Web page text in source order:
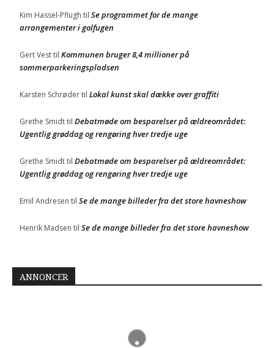
Kim Hassel-Pflugh til Se programmet for de mange
arrangementer i golfugen
Gert Vesttil Kommunen bruger 8,4 millioner på
sommerparkeringspladsen
Karsten Schrødertil Lokal kunst skal dække over graffiti
Grethe Smidttil Debatmøde om besparelser på ældreområdet:
Ugentlig grøddag og rengøring hver tredje uge
Grethe Smidttil Debatmøde om besparelser på ældreområdet:
Ugentlig grøddag og rengøring hver tredje uge
Emil Andresen til Se de mange billeder fra det store havneshow
Henrik Madsen til Se de mange billeder fra det store havneshow
ANNONCER